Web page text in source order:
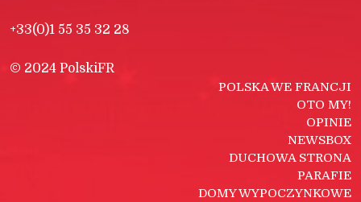
+33(0)1 55 35 32 28
© 2024 PolskiFR
POLSKA WE FRANCJI
OTO MY!
OPINIE
NEWSBOX
DUCHOWA STRONA
PARAFIE
DOMY WYPOCZYNKOWE